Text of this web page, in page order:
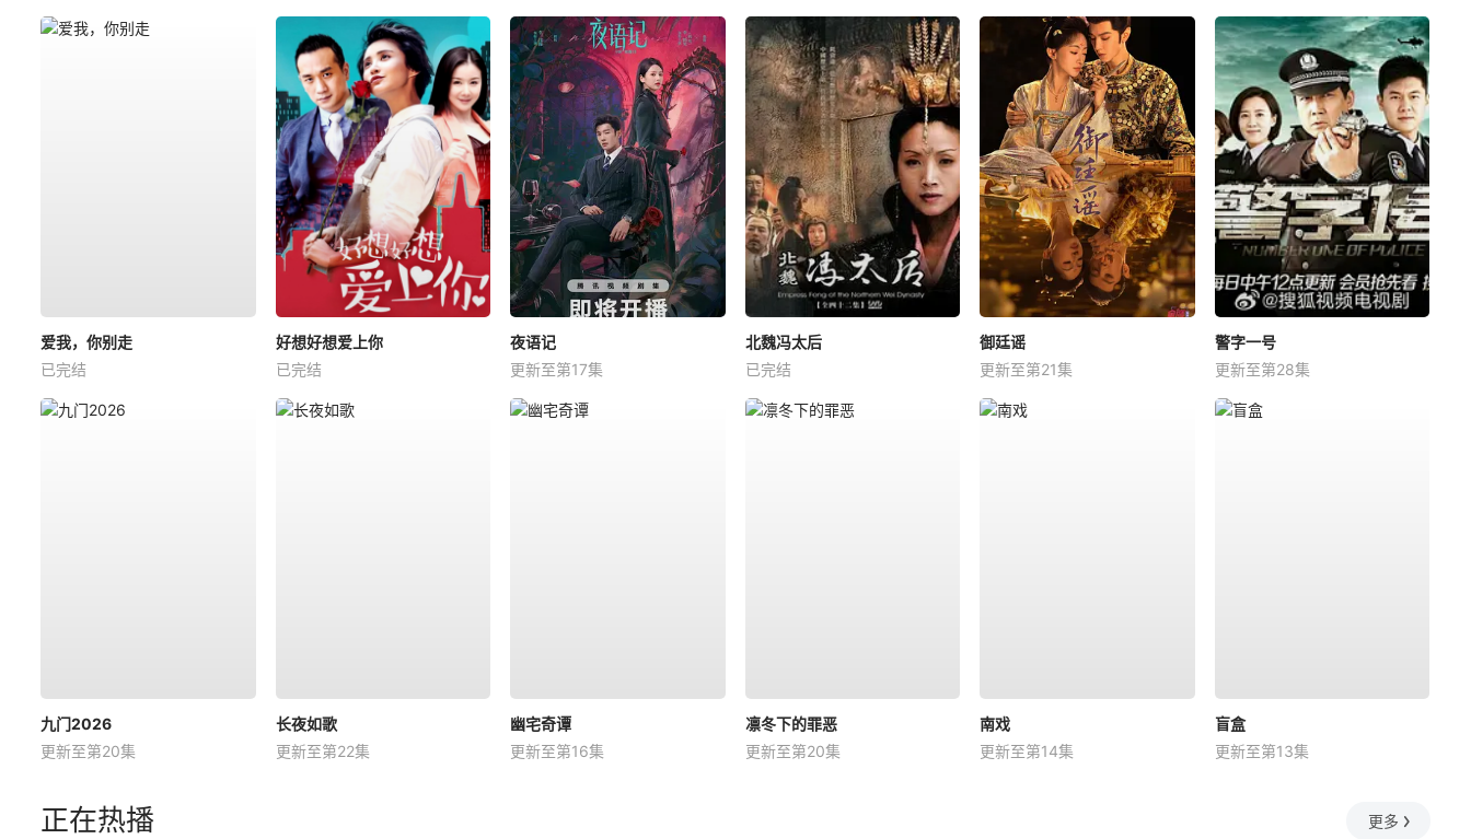
爱我，你别走
已完结
好想好想爱上你
已完结
夜语记
更新至第17集
北魏冯太后
已完结
御廷谣
更新至第21集
警字一号
更新至第28集
九门2026
更新至第20集
长夜如歌
更新至第22集
幽宅奇谭
更新至第16集
凛冬下的罪恶
更新至第20集
南戏
更新至第14集
盲盒
更新至第13集
正在热播 更多